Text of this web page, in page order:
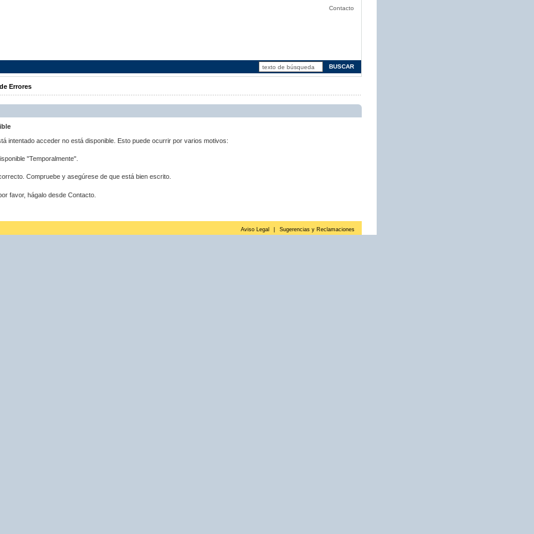
Contacto
Errores
intentado acceder no está disponible. Esto puede ocurrir por varios motivos:
"Temporalmente".
Compruebe y asegúrese de que está bien escrito.
favor, hágalo desde Contacto.
Aviso Legal Sugerencias y Reclamaciones